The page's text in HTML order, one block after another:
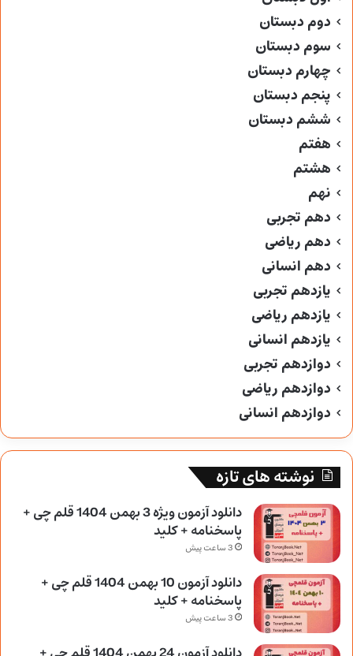
دوم دبستان
سوم دبستان
چهارم دبستان
پنجم دبستان
ششم دبستان
هفتم
هشتم
نهم
دهم تجربی
دهم ریاضی
دهم انسانی
یازدهم تجربی
یازدهم ریاضی
یازدهم انسانی
دوازدهم تجربی
دوازدهم ریاضی
دوازدهم انسانی
نوشته های تازه
دانلود آزمون ویژه 3 بهمن 1404 قلم چی +
پاسخنامه + کلید
3 ساعت پیش
دانلود آزمون 10 بهمن 1404 قلم چی +
پاسخنامه + کلید
3 ساعت پیش